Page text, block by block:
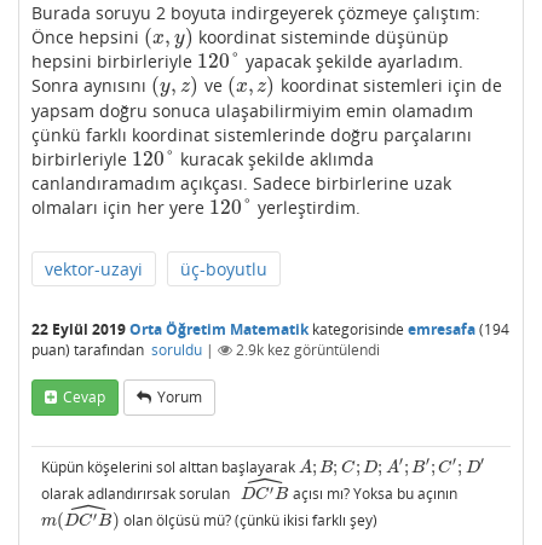
Burada soruyu 2 boyuta indirgeyerek çözmeye çalıştım:
Önce hepsini (x, y)
(x,y
koordinat sisteminde düşünüp
hepsini birbirleriyle 120°
120° yapacak şekilde ayarladım.
Sonra aynısını (y, z)
(y,z ) ve (x, z)
(x,z)
koordinat sistemleri için de
yapsam doğru sonuca ulaşabilirmiyim emin olamadım
çünkü farklı koordinat sistemlerinde doğru parçalarını
birbirleriyle 120°
120° kuracak şekilde aklımda
canlandıramadım açıkçası. Sadece birbirlerine uzak
olmaları için her yere 120°
120° yerleştirdim.
vektor-uzayi üç-boyutlu
22 Eylül 2019Orta Öğretim Matematikkategorisinde emresafa(194
puan) tarafından soruldu | 2.9k kez görüntülendi
Cevap Yorum
Küpün köşelerini sol alttan başlayarak A; B; C; D; A′; B′ ; C′; D′
A;B;C; D;A′;B′ ;C′;D′
olarak adlandırırsak sorulan
DC′B
ˆ
DC′B^ açısı mı? Yoksa bu açının
m(DC′B
ˆ )
m(DC′B^) olan ölçüsü mü? (çünkü ikisi farklı şey)